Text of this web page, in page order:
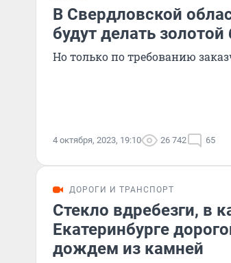
В Свердловской
будут делать золотой
Но только по требованию
4 октября, 2023, 19:10 26 742 65
ДОРОГИ И ТРАНСПОРТ
Стекло вдребезги, в
Екатеринбурге
дождем из камней